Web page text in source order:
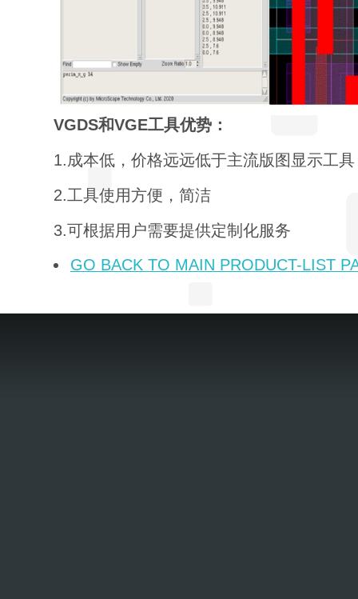
VGDS和VGE工具优势：
1.成本低，价格远远低于主流版图显示工
2.工具使用方便，简洁
3.可根据用户需要提供定制化服务
GO BACK TO MAIN PRODUCT-LIST